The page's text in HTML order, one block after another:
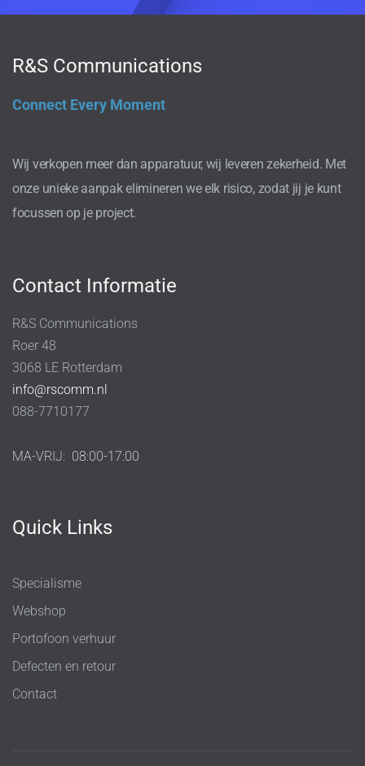
R&S Communications
Connect Every Moment
Wij verkopen meer dan apparatuur, wij leveren zekerheid. Met
onze unieke aanpak elimineren we elk risico, zodat jij je kunt
focussen op je project.
Contact Informatie
R&S Communications
Roer 48
3068 LE Rotterdam
info@rscomm.nl
088-7710177
MA-VRIJ: 08:00-17:00
Quick Links
Specialisme
Webshop
Portofoon verhuur
Defecten en retour
Contact